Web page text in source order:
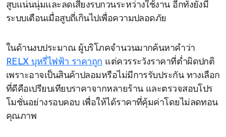
สูบแน่นนุ่มและลดเสียงรบกวนระหว่างใช้งาน อีกทั้งยังมี
ระบบเตือนเมื่อสูบถี่เกินไปเพื่อความปลอดภัย
ในด้านงบประมาณ ผู้บริโภคจำนวนมากค้นหาคำว่า
RELX บุหรี่ไฟฟ้า ราคาถูก แต่ควรระวังราคาที่ต่ำผิดปกติ
เพราะอาจเป็นสินค้าปลอมหรือไม่มีการรับประกัน ทางเลือก
ที่ดีคือเปรียบเทียบราคาจากหลายร้าน และตรวจสอบโปร
โมชั่นอย่างรอบคอบ เพื่อให้ได้ราคาที่คุ้มค่าโดยไม่ลดทอน
คุณภาพ